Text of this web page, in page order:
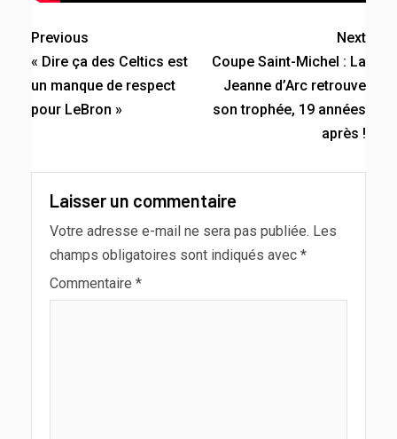
Previous
« Dire ça des Celtics est
un manque de respect
pour LeBron »
Next
Coupe Saint-Michel : La
Jeanne d’Arc retrouve
son trophée, 19 années
après !
Laisser un commentaire
Votre adresse e-mail ne sera pas publiée. Les
champs obligatoires sont indiqués avec *
Commentaire *